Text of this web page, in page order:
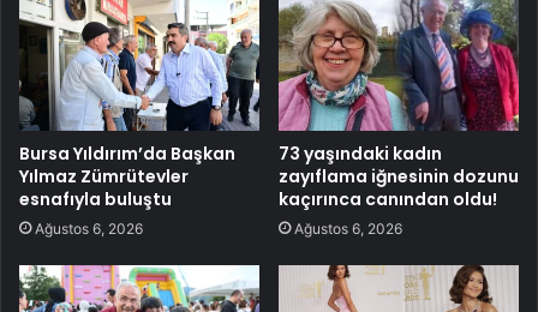
Bursa Yıldırım’da Başkan
Yılmaz Zümrütevler
esnafıyla buluştu
Ağustos 6, 2026
73 yaşındaki kadın
zayıflama iğnesinin dozunu
kaçırınca canından oldu!
Ağustos 6, 2026